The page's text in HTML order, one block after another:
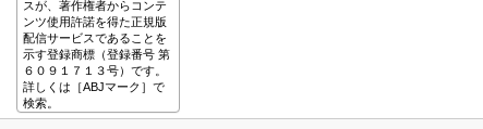
スが、著作権者からコンテ
ンツ使用許諾を得た正規版
配信サービスであることを
示す登録商標（登録番号 第
６０９１７１３号）です。
詳しくは［ABJマーク］で
検索。